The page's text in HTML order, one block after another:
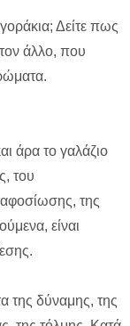
Δείτε πως
άλλο, που
άρα το γαλάζιο
του
αφοσίωσης, της
είναι
της δύναμης, της